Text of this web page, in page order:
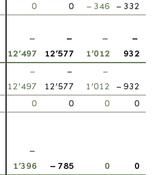
0 0 – 346
– 332
–
12’497
–
12’577
–
1’012
–
932
–
12’497
–
12’577
–
1’012
– 932
0 0 0
0
–
1’396
– 785 0 0